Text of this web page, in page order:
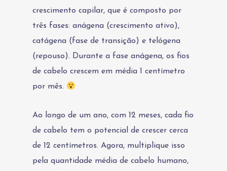
crescimento capilar, que é composto por
três fases: anágena (crescimento ativo),
catágena (fase de transição) e telógena
(repouso). Durante a fase anágena, os fios
de cabelo crescem em média 1 centímetro
por mês.
Ao longo de um ano, com 12 meses, cada fio
de cabelo tem o potencial de crescer cerca
de 12 centímetros. Agora, multiplique isso
pela quantidade média de cabelo humano,